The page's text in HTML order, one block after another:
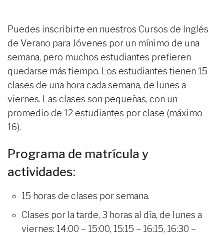
Puedes inscribirte en nuestros Cursos de Inglés
de Verano para Jóvenes por un mínimo de una
semana, pero muchos estudiantes prefieren
quedarse más tiempo. Los estudiantes tienen 15
clases de una hora cada semana, de lunes a
viernes. Las clases son pequeñas, con un
promedio de 12 estudiantes por clase (máximo
16).
Programa de matrícula y
actividades:
15 horas de clases por semana.
Clases por la tarde, 3 horas al día, de lunes a
viernes: 14:00 – 15:00, 15:15 – 16:15, 16:30 –